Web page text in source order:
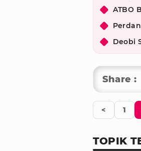
ATBO
Deobi
Share :
< 1
TOPIK